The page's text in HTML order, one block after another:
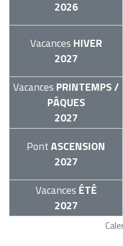
2026
Vacances HIVER
2027
Vacances PRINTEMPS /
PÂQUES
2027
PontASCENSION
2027
Vacances ÉTÉ
2027